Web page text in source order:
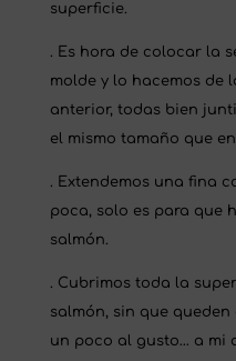
superficie.
. Es hora de colocar la
molde y lo hacemos de
anterior, todas bien
el mismo tamaño que
. Extendemos una fina
poca, solo es para que
salmón.
. Cubrimos toda la
salmón, sin que
un poco al gusto… a mi